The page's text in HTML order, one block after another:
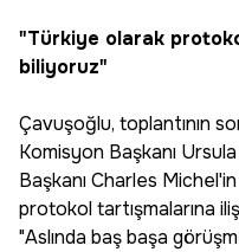
"Türkiye olarak
biliyoruz"
Çavuşoğlu, toplantının
Komisyon Başkanı
Başkanı Charles
protokol tartışmalarına
"Aslında baş başa